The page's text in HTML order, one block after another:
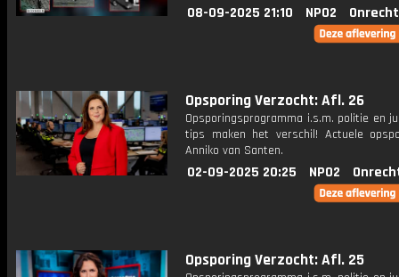
08-09-2025 21:10 NPO2
Opsporing Verzocht: Afl. 26
Opsporingsprogramma i.s.m. politie en
tips maken het verschil! Actuele
Anniko van Santen.
02-09-2025 20:25 NPO2
Opsporing Verzocht: Afl. 25